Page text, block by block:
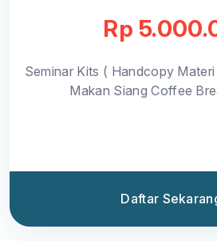
Rp
Seminar Kits ( Handcopy
Makan Siang Coffee
Daftar